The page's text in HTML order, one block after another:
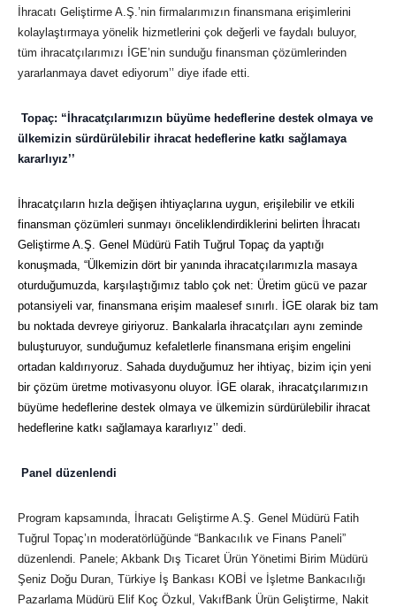
İhracatı Geliştirme A.Ş.’nin firmalarımızın finansmana erişimlerini
kolaylaştırmaya yönelik hizmetlerini çok değerli ve faydalı buluyor,
tüm ihracatçılarımızı İGE’nin sunduğu finansman çözümlerinden
yararlanmaya davet ediyorum’’ diye ifade etti.
Topaç: “İhracatçılarımızın büyüme hedeflerine destek olmaya ve
ülkemizin sürdürülebilir ihracat hedeflerine katkı sağlamaya
kararlıyız’’
İhracatçıların hızla değişen ihtiyaçlarına uygun, erişilebilir ve etkili
finansman çözümleri sunmayı önceliklendirdiklerini belirten İhracatı
Geliştirme A.Ş. Genel Müdürü Fatih Tuğrul Topaç da yaptığı
konuşmada, “Ülkemizin dört bir yanında ihracatçılarımızla masaya
oturduğumuzda, karşılaştığımız tablo çok net: Üretim gücü ve pazar
potansiyeli var, finansmana erişim maalesef sınırlı. İGE olarak biz tam
bu noktada devreye giriyoruz. Bankalarla ihracatçıları aynı zeminde
buluşturuyor, sunduğumuz kefaletlerle finansmana erişim engelini
ortadan kaldırıyoruz. Sahada duyduğumuz her ihtiyaç, bizim için yeni
bir çözüm üretme motivasyonu oluyor. İGE olarak, ihracatçılarımızın
büyüme hedeflerine destek olmaya ve ülkemizin sürdürülebilir ihracat
hedeflerine katkı sağlamaya kararlıyız’’ dedi.
Panel düzenlendi
Program kapsamında, İhracatı Geliştirme A.Ş. Genel Müdürü Fatih
Tuğrul Topaç’ın moderatörlüğünde “Bankacılık ve Finans Paneli”
düzenlendi. Panele; Akbank Dış Ticaret Ürün Yönetimi Birim Müdürü
Şeniz Doğu Duran, Türkiye İş Bankası KOBİ ve İşletme Bankacılığı
Pazarlama Müdürü Elif Koç Özkul, VakıfBank Ürün Geliştirme, Nakit